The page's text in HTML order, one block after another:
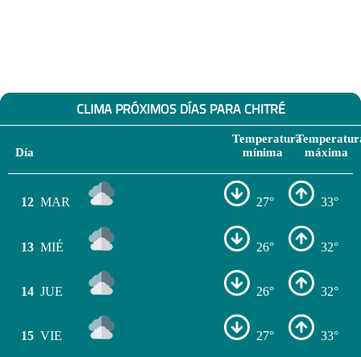
CLIMA PRÓXIMOS DÍAS PARA CHITRÉ
Día
Temperatura
mínima
máxima
12 MAR 27° 33°
13 MIÉ 26° 32°
14 JUE 26° 32°
15 VIE 27° 33°